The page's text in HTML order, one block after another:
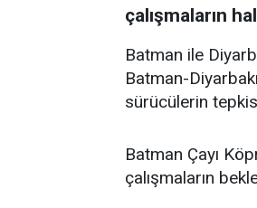
çalışmaların
Batman ile
Batman-
sürücülerin
Batman Çayı
çalışmaların